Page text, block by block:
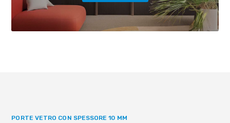
PORTE VETRO CON SPESSORE 10 MM